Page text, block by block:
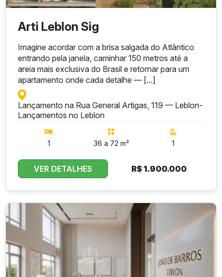
Arti Leblon Sig
Imagine acordar com a brisa salgada do Atlântico
entrando pela janela, caminhar 150 metros até a
areia mais exclusiva do Brasil e retornar para um
apartamento onde cada detalhe — [...]
Lançamento na Rua General Artigas, 119 — Leblon-
Lançamentos no Leblon
1 36 a 72 m² 1
VER DETALHES R$ 1.900.000